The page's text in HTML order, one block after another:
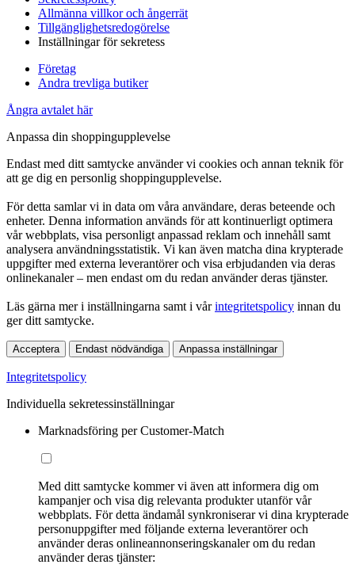
Allmänna villkor och ångerrät
Tillgänglighetsredogörelse
Inställningar för sekretess
Företag
Andra trevliga butiker
Ångra avtalet här
Anpassa din shoppingupplevelse
Endast med ditt samtycke använder vi cookies och annan teknik för
att ge dig en personlig shoppingupplevelse.
För detta samlar vi in data om våra användare, deras beteende och
enheter. Denna information används för att kontinuerligt optimera
vår webbplats, visa personligt anpassad reklam och innehåll samt
analysera användningsstatistik. Vi kan även matcha dina krypterade
uppgifter med externa leverantörer och visa erbjudanden via deras
onlinekanaler – men endast om du redan använder deras tjänster.
Läs gärna mer i inställningarna samt i vårintegritetspolicy innan du
ger ditt samtycke.
Acceptera Endast nödvändiga Anpassa inställningar
Integritetspolicy
Individuella sekretessinställningar
Marknadsföring per Customer-Match
Med ditt samtycke kommer vi även att informera dig om
kampanjer och visa dig relevanta produkter utanför vår
webbplats. För detta ändamål synkroniserar vi dina krypterade
personuppgifter med följande externa leverantörer och
använder deras onlineannonseringskanaler om du redan
använder deras tjänster: